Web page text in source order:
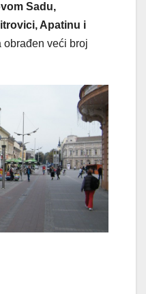
Sadu,
Apatinu i
obrađen veći broj